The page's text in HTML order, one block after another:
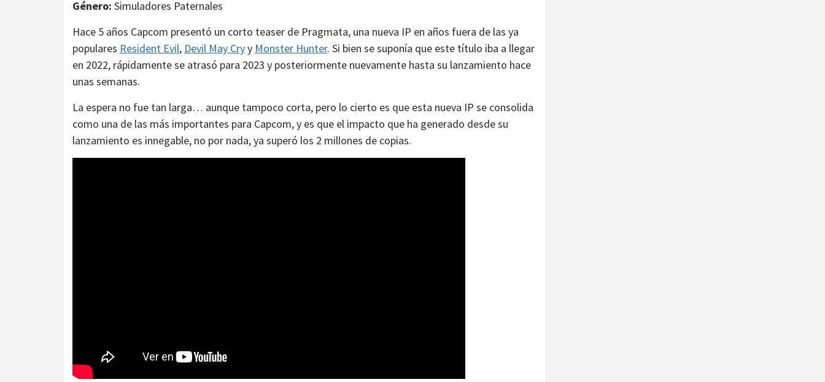
Género: Simuladores Paternales
Hace 5 años Capcom presentó un corto teaser de Pragmata, una nueva IP en años fuera de las ya
populares Resident Evil, Devil May Cryy Monster Hunter. Si bien se suponía que este título iba a llegar
en 2022, rápidamente se atrasó para 2023 y posteriormente nuevamente hasta su lanzamiento hace
unas semanas.
La espera no fue tan larga… aunque tampoco corta, pero lo cierto es que esta nueva IP se consolida
como una de las más importantes para Capcom, y es que el impacto que ha generado desde su
lanzamiento es innegable, no por nada, ya superó los 2 millones de copias.